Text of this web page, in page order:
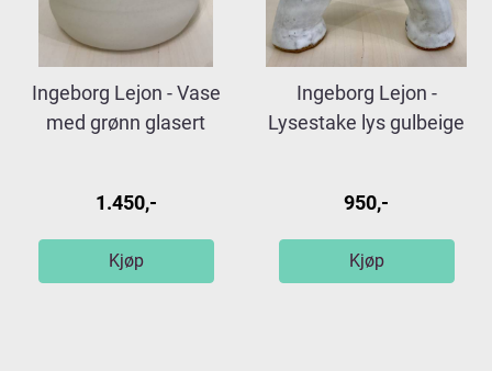
Ingeborg Lejon - Vase
med grønn glasert
1.450,-
Kjøp
Ingeborg Lejon -
Lysestake lys gulbeige
950,-
Kjøp